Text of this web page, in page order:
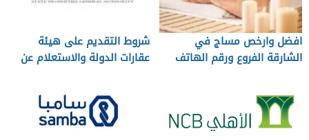
افضل وارخص مساج في
الشارقة الفروع ورقم الهاتف
شروط التقديم على هيئة
عقارات الدولة والاستعلام عن